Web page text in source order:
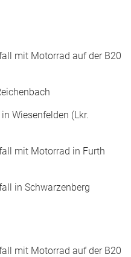
mit Motorrad auf der B20
Wiesenfelden (Lkr.
mit Motorrad in Furth
in Schwarzenberg
mit Motorrad auf der B20